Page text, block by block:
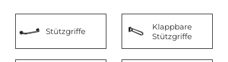
Stützgriffe
Klappbare
Stützgriffe